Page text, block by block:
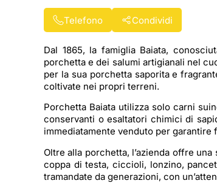
Telefono Condividi
Dal 1865, la famiglia Baiata,
porchetta e dei salumi artigianali nel
per la sua porchetta saporita e
coltivate nei propri terreni.
Porchetta Baiata utilizza solo carni
conservanti o esaltatori chimici di
immediatamente venduto per garantire
Oltre alla porchetta, l’azienda offre
coppa di testa, ciccioli, lonzino,
tramandate da generazioni, con